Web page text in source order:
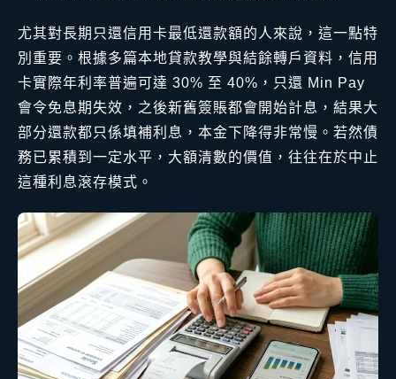
尤其對長期只還信用卡最低還款額的人來說，這一點特
別重要。根據多篇本地貸款教學與結餘轉戶資料，信用
卡實際年利率普遍可達 30% 至 40%，只還 Min Pay
會令免息期失效，之後新舊簽賬都會開始計息，結果大
部分還款都只係填補利息，本金下降得非常慢。若然債
務已累積到一定水平，大額清數的價值，往往在於中止
這種利息滾存模式。